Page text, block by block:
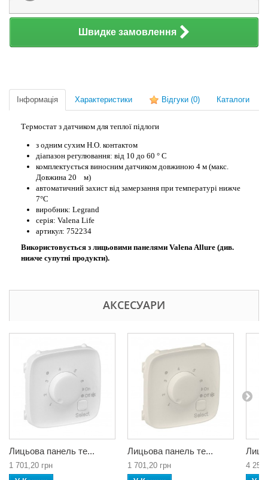
Швидке замовлення
Інформація Характеристики Відгуки (0) Каталоги
Термостат з датчиком для теплої підлоги
з одним сухим Н.О. контактом
діапазон регулювання: від 10 до 60 ° C
комплектується виносним датчиком довжиною 4 м (макс.
Довжина 20 м)
автоматичний захист від замерзання при температурі нижче
7°С
виробник: Legrand
серія: Valena Life
артикул: 752234
Використовується з лицьовими панелями Valena Allure (див.
нижче супутні продукти).
АКСЕСУАРИ
Лицьова панель те...
1 701,20 грн
Лицьова панель те...
1 701,20 грн
4